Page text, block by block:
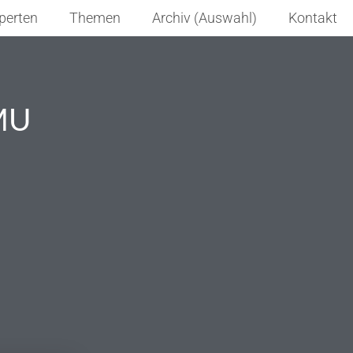
Themen Archiv (Auswahl) Kontakt